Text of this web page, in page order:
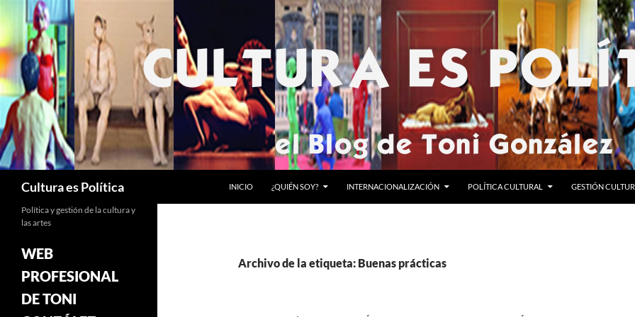
Saltar
contenido
Cultura es Política INICIO ¿QUIÉN SOY? INTERNACIONALIZACIÓN POLÍTICA CULTURAL GESTIÓN
Archivo de la etiqueta: Buenas prácticas
Política y gestión de la cultura y
las artes
WEB
PROFESIONAL
DE TONI